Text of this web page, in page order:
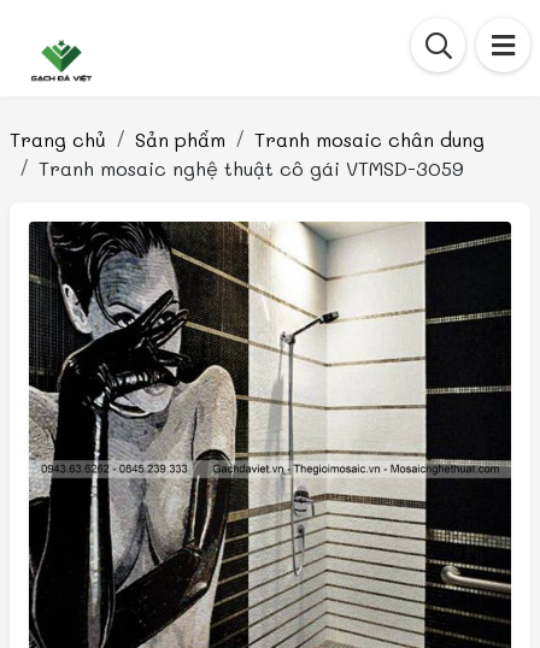
Trang chủ Sản phẩm
Tranh mosaic chân dung
Tranh mosaic nghệ thuật cô gái VTMSD-3059